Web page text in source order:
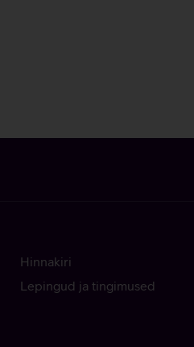
Hinnakiri
Lepingud ja tingimused